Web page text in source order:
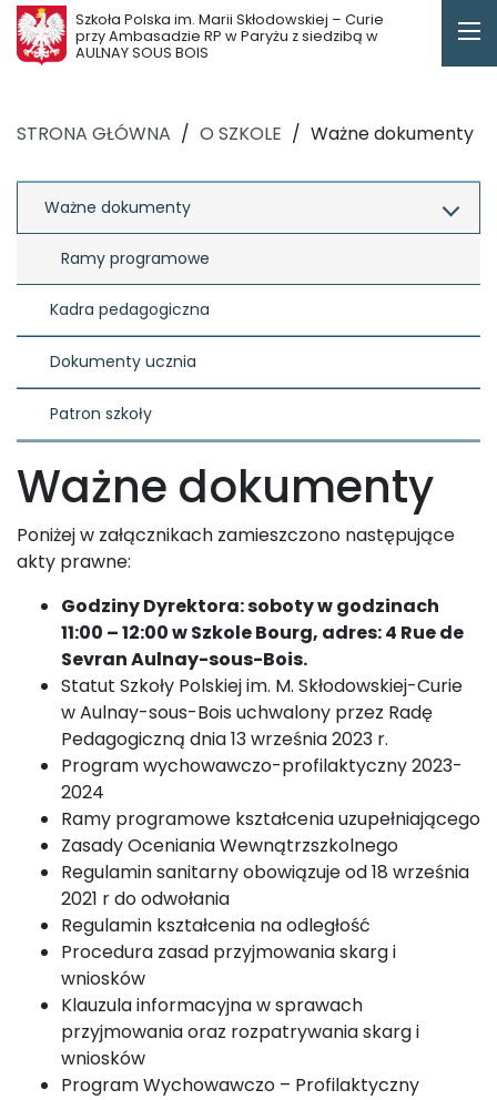
Szkoła Polska im. Marii Skłodowskiej – Curie
przy Ambasadzie RP w Paryżu z siedzibą w
AULNAY SOUS BOIS
STRONA GŁÓWNA / O SZKOLE / Ważne dokumenty
Ważne dokumenty
Ramy programowe
Kadra pedagogiczna
Dokumenty ucznia
Patron szkoły
Ważne dokumenty
Poniżej w załącznikach zamieszczono następujące
akty prawne:
Godziny Dyrektora: soboty w godzinach
11:00 – 12:00 w Szkole Bourg, adres: 4 Rue de
Sevran Aulnay-sous-Bois.
Statut Szkoły Polskiej im. M. Skłodowskiej-Curie
w Aulnay-sous-Bois uchwalony przez Radę
Pedagogiczną dnia 13 września 2023 r.
Program wychowawczo-profilaktyczny 2023-
2024
Ramy programowe kształcenia uzupełniającego
Zasady Oceniania Wewnątrzszkolnego
Regulamin sanitarny obowiązuje od 18 września
2021 r do odwołania
Regulamin kształcenia na odległość
Procedura zasad przyjmowania skarg i
wniosków
Klauzula informacyjna w sprawach
przyjmowania oraz rozpatrywania skarg i
wniosków
Program Wychowawczo – Profilaktyczny